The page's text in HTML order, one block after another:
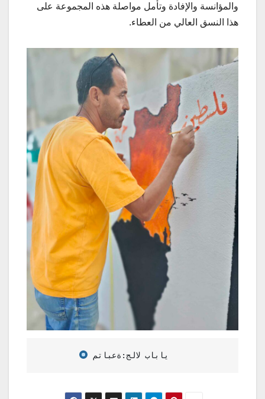
والمؤانسة والإفادة وتأمل مواصلة هذه المجموعة على
هذا النسق العالي من العطاء.
متابعة:جلال باباي